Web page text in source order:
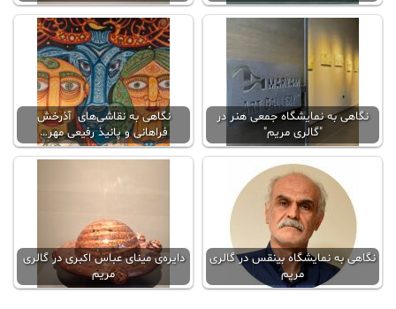
نگاهی به نمایشگاه جمعی هنر در
"گالری مریم"
نگاهی به نقاشی‌های آذرخش
فراهانی و پانیذ رفیعی مهر…
نگاهی به نمایشگاه بینقس در گالری
مریم
دایره‌ی مینای عباس اکبری در گالری
مریم